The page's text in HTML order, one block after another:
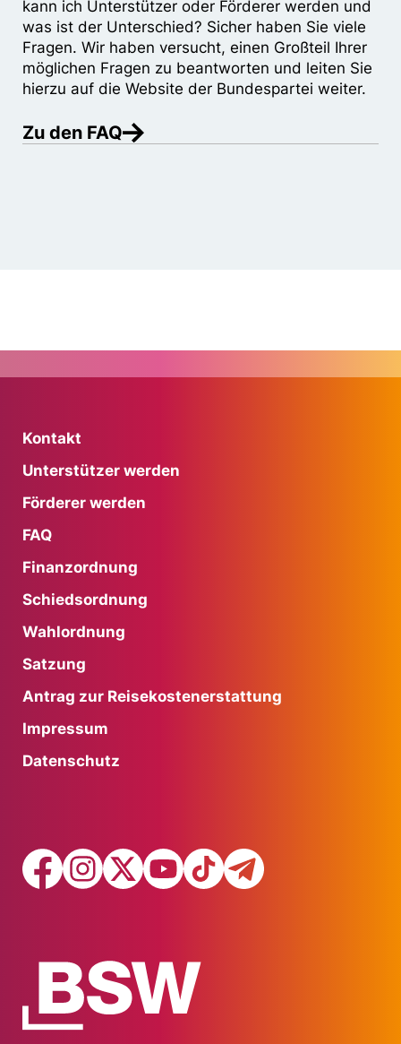
kann ich Unterstützer oder Förderer werden und
was ist der Unterschied? Sicher haben Sie viele
Fragen. Wir haben versucht, einen Großteil Ihrer
möglichen Fragen zu beantworten und leiten Sie
hierzu auf die Website der Bundespartei weiter.
Zu den FAQ
Kontakt
Unterstützer werden
Förderer werden
FAQ
Finanzordnung
Schiedsordnung
Wahlordnung
Satzung
Antrag zur Reisekostenerstattung
Impressum
Datenschutz